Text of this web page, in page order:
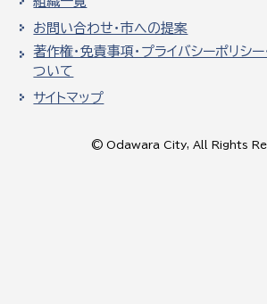
お問い合わせ・市への提案
著作権・免責事項・プライバシーポリシー
ついて
サイトマップ
© Odawara City, All Rights